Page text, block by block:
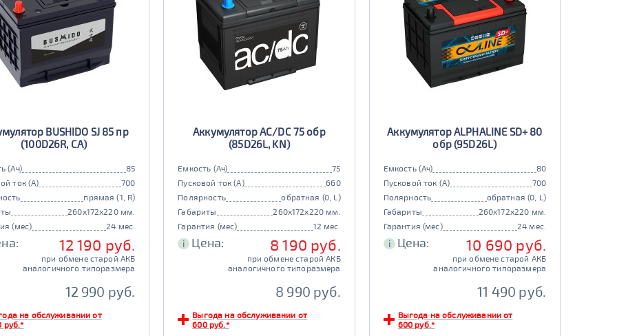
BUSHIDO SJ 85 пр
(100D26R, CA)
(Ач)
85
ток (А)
700
прямая (1, R)
260x172x220 мм.
(мес)
24 мес.
12 190 руб.
при обмене старой АКБ
аналогичного типоразмера
12 990 руб.
на обслуживании от
руб.*
Аккумулятор AC/DC 75 обр
(85D26L, KN)
Емкость (Ач)
75
Пусковой ток (А)
660
Полярность
обратная (0, L)
Габариты
260x172x220 мм.
Гарантия (мес)
12 мес.
i Цена: 8 190 руб.
при обмене старой АКБ
аналогичного типоразмера
8 990 руб.
Выгода на обслуживании от
600 руб.*
Аккумулятор ALPHALINE SD+ 80
обр (95D26L)
Емкость (Ач)
80
Пусковой ток (А)
700
Полярность
обратная (0, L)
Габариты
260x172x220 мм.
Гарантия (мес)
24 мес.
i Цена: 10 690 руб.
при обмене старой АКБ
аналогичного типоразмера
11 490 руб.
Выгода на обслуживании от
600 руб.*